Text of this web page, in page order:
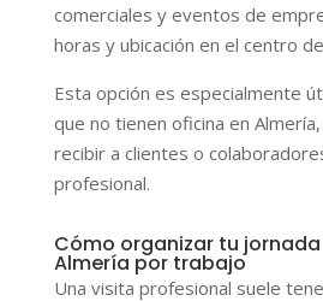
comerciales y eventos de
horas y ubicación en el centro
Esta opción es especialmente
que no tienen oficina en
recibir a clientes o
profesional.
Cómo organizar tu jornada
Almería por trabajo
Una visita profesional suele